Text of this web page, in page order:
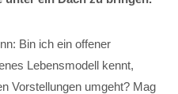
Bin ich ein offener
Lebensmodell kennt,
Vorstellungen umgeht? Mag